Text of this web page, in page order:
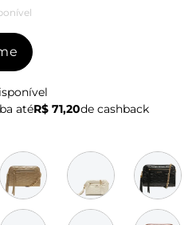
atéR$ 71,20de cashback